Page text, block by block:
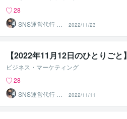
28
SNS運営代行 ま
るなげ
2022/11/23
【2022年11月12日のひとりごと】⁡
ビジネス・マーケティング
28
SNS運営代行 ま
るなげ
2022/11/11